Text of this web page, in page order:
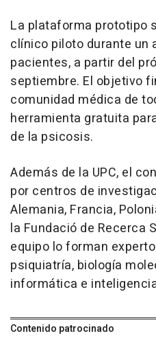
La plataforma prototipo
clínico piloto durante un
pacientes, a partir del
septiembre. El objetivo
comunidad médica de
herramienta gratuita
de la psicosis.
Además de la UPC, el
por centros de
Alemania, Francia,
la Fundació de Recerca
equipo lo forman
psiquiatría, biología
informática e
Contenido patrocinado